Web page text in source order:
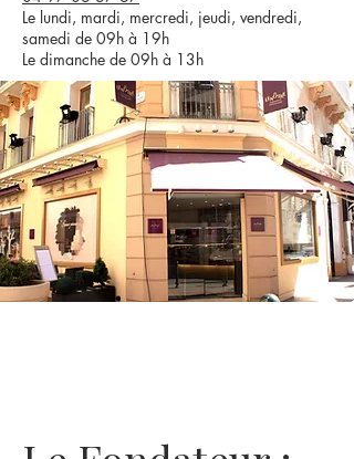
Le lundi, mardi, mercredi, jeudi, vendredi,
samedi de 09h à 19h
Le dimanche de 09h à 13h